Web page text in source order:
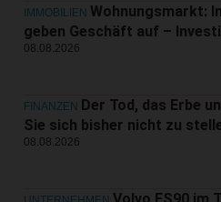
IMMOBILIEN Wohnungsmarkt:
geben Geschäft auf –
08.08.2026
FINANZEN Der Tod, das Erbe
Sie sich bisher nicht zu
08.08.2026